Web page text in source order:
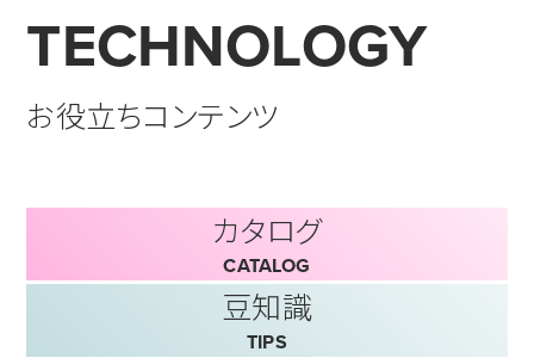
TECHNOLOGY
お役立ちコンテンツ
カタログ
CATALOG
豆知識
TIPS